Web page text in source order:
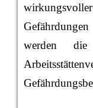
werden